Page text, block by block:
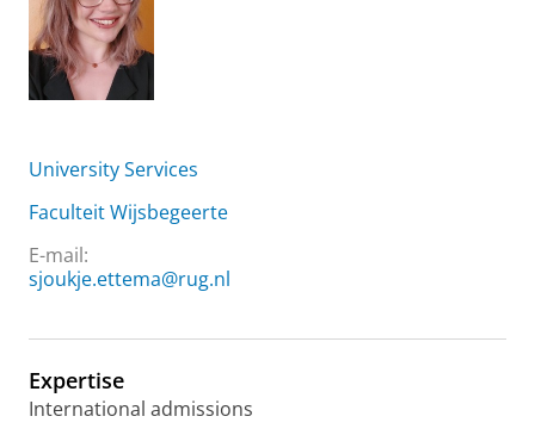
University Services
Faculteit Wijsbegeerte
E-mail:
sjoukje.ettema@rug.nl
Expertise
International admissions